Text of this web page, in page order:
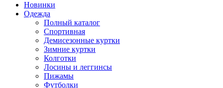
Новинки
Одежда
Полный каталог
Спортивная
Демисезонные куртки
Зимние куртки
Колготки
Лосины и леггинсы
Пижамы
Футболки